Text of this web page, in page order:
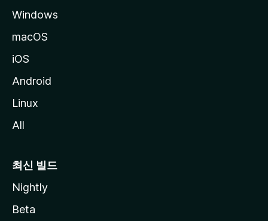
Windows
macOS
iOS
Android
Linux
All
최신 빌드
Nightly
Beta